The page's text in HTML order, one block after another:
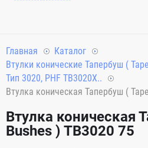
Главная
Каталог
Втулки конические Тапербуш (
Тип 3020, PHF TB3020X..
Втулка коническая Тапербуш (
Втулка коническая
Bushes ) TB3020 75